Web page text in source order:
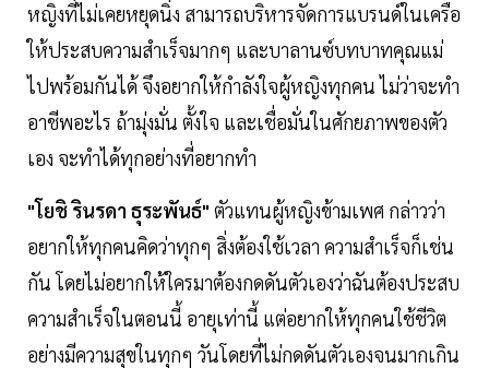
หญิงที่ไม่เคยหยุดนิ่ง สามารถบริหารจัดการแบรนด์ในเครือ
ให้ประสบความสำเร็จมากๆ และบาลานซ์บทบาทคุณแม่
ไปพร้อมกันได้ จึงอยากให้กำลังใจผู้หญิงทุกคน ไม่ว่าจะทำ
อาชีพอะไร ถ้ามุ่งมั่น ตั้งใจ และเชื่อมั่นในศักยภาพของตัว
เอง จะทำได้ทุกอย่างที่อยากทำ
"โยชิ รินรดา ธุระพันธ์" ตัวแทนผู้หญิงข้ามเพศ กล่าวว่า
อยากให้ทุกคนคิดว่าทุกๆ สิ่งต้องใช้เวลา ความสำเร็จก็เช่น
กัน โดยไม่อยากให้ใครมาต้องกดดันตัวเองว่าฉันต้องประสบ
ความสำเร็จในตอนนี้ อายุเท่านี้ แต่อยากให้ทุกคนใช้ชีวิต
อย่างมีความสุขในทุกๆ วันโดยที่ไม่กดดันตัวเองจนมากเกิน